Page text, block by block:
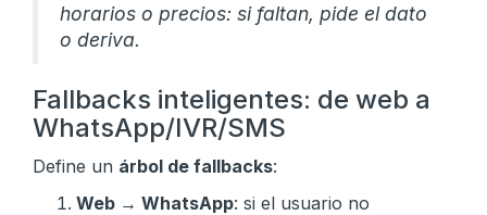
horarios o precios: si faltan, pide el dato
o deriva.
Fallbacks inteligentes: de web a
WhatsApp/IVR/SMS
Define un árbol de fallbacks:
Web → WhatsApp: si el usuario no